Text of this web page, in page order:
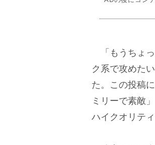
「もうちょ
ク系で攻めた
た。この投稿
ミリーで素敵
ハイクオリテ